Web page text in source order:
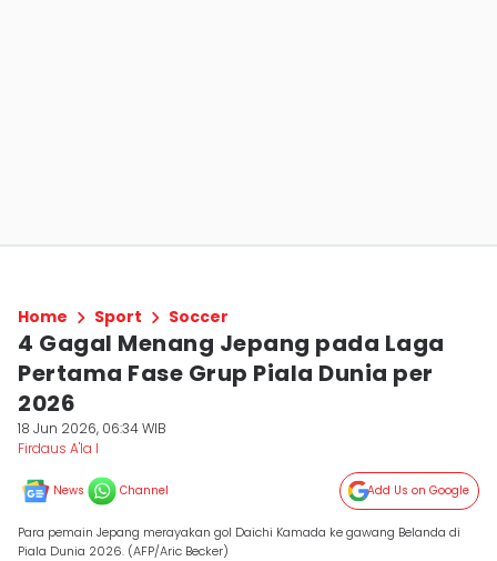
Home Sport Soccer
4 Gagal Menang Jepang pada Laga
Pertama Fase Grup Piala Dunia per
2026
18 Jun 2026, 06:34 WIB
Firdaus A'la I
News Channel Add Us on Google
Para pemain Jepang merayakan gol Daichi Kamada ke gawang Belanda di
Piala Dunia 2026. (AFP/Aric Becker)